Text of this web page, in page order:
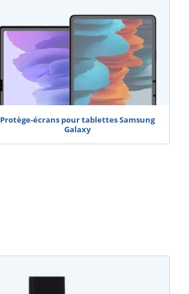
Protège-écrans pour tablettes Samsung
Galaxy